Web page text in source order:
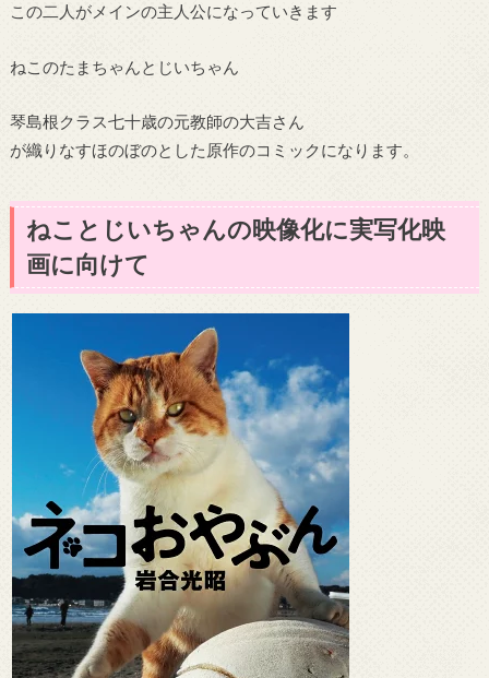
この二人がメインの主人公になっていきます
ねこのたまちゃんとじいちゃん
琴島根クラス七十歳の元教師の大吉さん
が織りなすほのぼのとした原作のコミックになります。
ねことじいちゃんの映像化に実写化映
画に向けて